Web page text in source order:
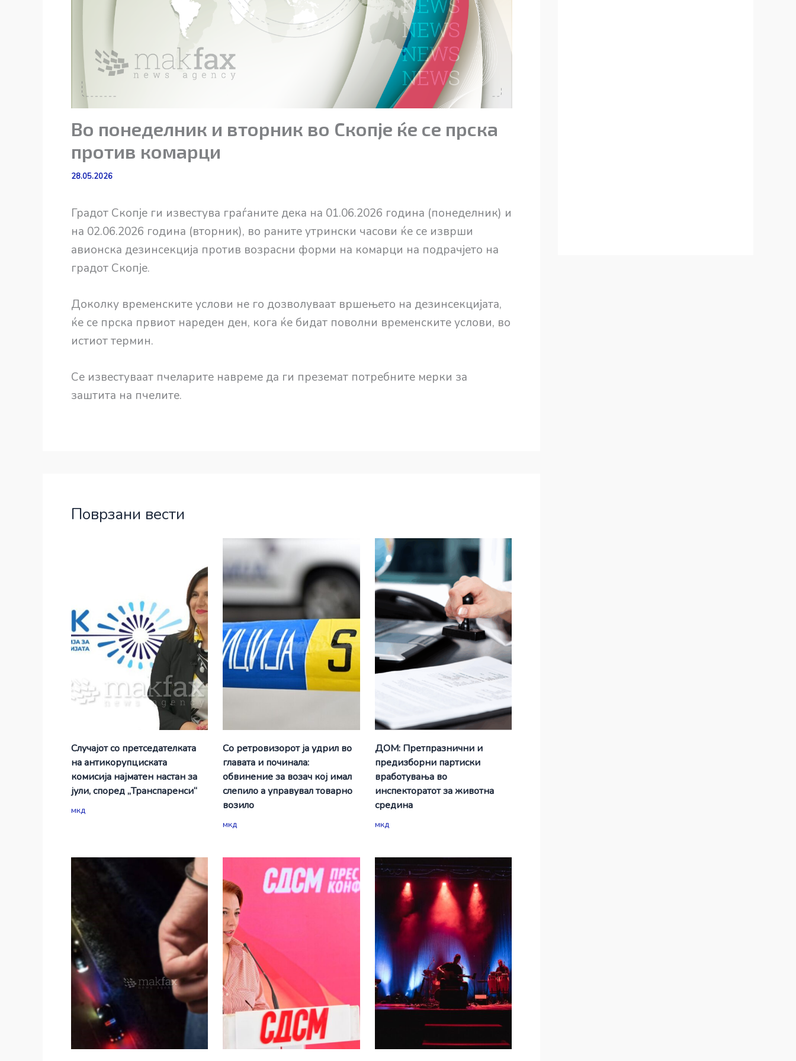
Во понеделник и вторник во Скопје ќе се прска
против комарци
28.05.2026
Градот Скопје ги известува граѓаните дека на 01.06.2026 година (понеделник) и
на 02.06.2026 година (вторник), во раните утрински часови ќе се изврши
авионска дезинсекција против возрасни форми на комарци на подрачјето на
градот Скопје.
Доколку временските услови не го дозволуваат вршењето на дезинсекцијата,
ќе се прска првиот нареден ден, кога ќе бидат поволни временските услови, во
истиот термин.
Се известуваат пчеларите навреме да ги преземат потребните мерки за
заштита на пчелите.
Поврзани вести
Случајот со претседателката
на антикорупциската
комисија најматен настан за
јули, според „Транспаренси“
мкд
Со ретровизорот ја удрил во
главата и починала:
обвинение за возач кој имал
слепило а управувал товарно
возило
мкд
ДОМ: Претпразнични и
предизборни партиски
вработувања во
инспекторатот за животна
средина
мкд